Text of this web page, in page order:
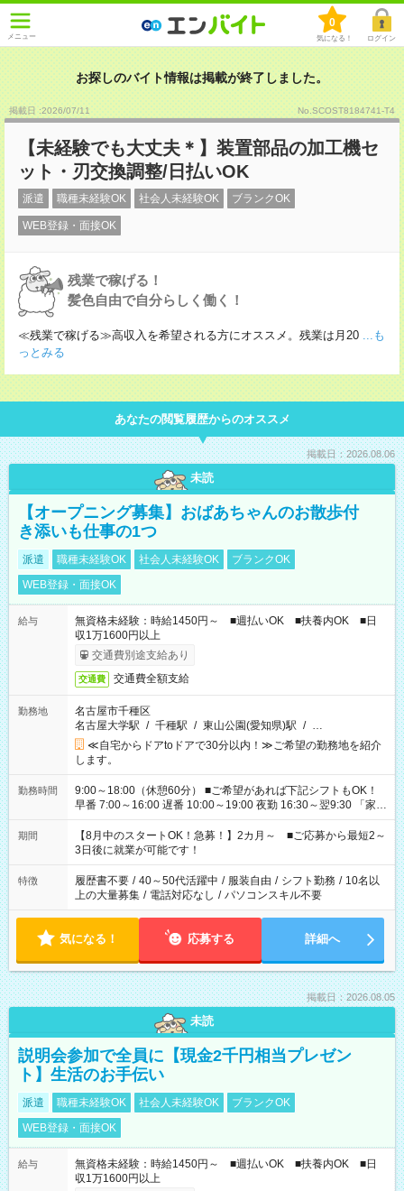
メニュー
0
気になる！ ログイン
お探しのバイト情報は掲載が終了しました。
掲載日 :2026/07/11 No.SCOST8184741-T4
【未経験でも大丈夫＊】装置部品の加工機セ
ット・刃交換調整/日払いOK
派遣 職種未経験OK 社会人未経験OK ブランクOK
WEB登録・面接OK
残業で稼げる！
髪色自由で自分らしく働く！
≪残業で稼げる≫高収入を希望される方にオススメ。残業は月20 ...も
っとみる
あなたの閲覧履歴からのオススメ
掲載日：2026.08.06
未読
【オープニング募集】おばあちゃんのお散歩付
き添いも仕事の1つ
派遣 職種未経験OK 社会人未経験OK
ブランクOK
WEB登録・面接OK
給与
無資格未経験：時給1450円～ ■週払いOK ■扶養内OK ■日
収1万1600円以上
交通費別途支給あり
交通費 交通費全額支給
勤務地
名古屋市千種区
名古屋大学駅 / 千種駅 / 東山公園(愛知県)駅 / …
≪自宅からドアtoドアで30分以内！≫ご希望の勤務地を紹介
します。
勤務時間
9:00～18:00（休憩60分） ■ご希望があれば下記シフトもOK！
早番 7:00～16:00 遅番 10:00～19:00 夜勤 16:30～翌9:30 「家族
と休みを合わせたい」 「余裕を持って夕飯の準備がしたい」
「できれば残業はしたくない」 など、ご希望を教えてください
ね。 ※Wワーク希望の方へ 今ご覧のお仕事で希望する勤務時間
と、もう1つのお仕事の勤務時間。 合計で週40時間を超える場
合は応募できません。
期間
【8月中のスタートOK！急募！】2カ月～ ■ご応募から最短2～
3日後に就業が可能です！
特徴 履歴書不要 / 40～50代活躍中 / 服装自由 / シフト勤務 / 10名以
上の大量募集 / 電話対応なし / パソコンスキル不要
気になる！ 応募する 詳細へ
掲載日：2026.08.05
未読
説明会参加で全員に【現金2千円相当プレゼン
ト】生活のお手伝い
派遣 職種未経験OK 社会人未経験OK
ブランクOK
WEB登録・面接OK
給与
無資格未経験：時給1450円～ ■週払いOK ■扶養内OK ■日
収1万1600円以上